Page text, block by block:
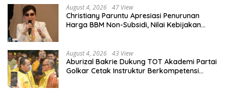
August 4, 2026 47 View
Christiany Paruntu Apresiasi Penurunan
Harga BBM Non-Subsidi, Nilai Kebijakan
August 4, 2026 43 View
Aburizal Bakrie Dukung TOT Akademi Partai
Golkar Cetak Instruktur Berkompetensi